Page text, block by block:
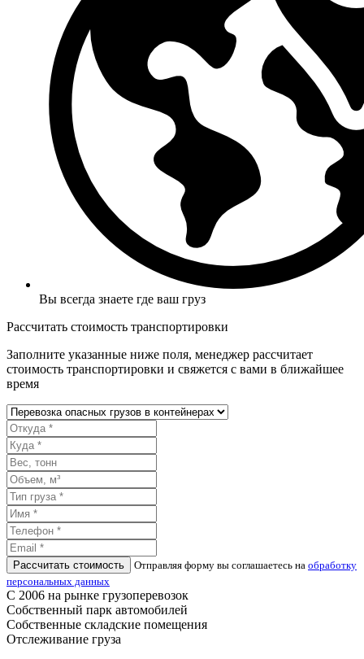
Вы всегда знаете где ваш груз
Рассчитать стоимость транспортировки
Заполните указанные ниже поля, менеджер рассчитает
стоимость транспортировки и свяжется с вами в ближайшее
время
Рассчитать стоимость Отправляя форму вы соглашаетесь на обработку
персональных данных
С 2006 на рынке грузоперевозок
Собственный парк автомобилей
Собственные складские помещения
Отслеживание груза